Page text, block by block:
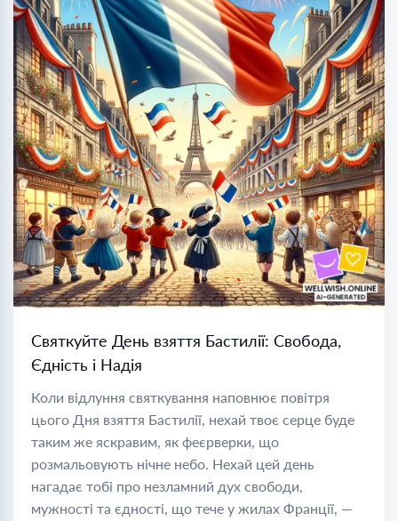
Святкуйте День взяття Бастилії: Свобода,
Єдність і Надія
Коли відлуння святкування наповнює повітря
цього Дня взяття Бастилії, нехай твоє серце буде
таким же яскравим, як феєрверки, що
розмальовують нічне небо. Нехай цей день
нагадає тобі про незламний дух свободи,
мужності та єдності, що тече у жилах Франції, —